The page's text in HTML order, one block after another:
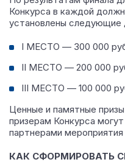
Конкурса в каждой
установлены следующие
I МЕСТО — 300 000
II МЕСТО — 200 000
III МЕСТО — 100 000
Ценные и памятные
призерам Конкурса
партнерами
КАК СФОРМИРОВАТЬ